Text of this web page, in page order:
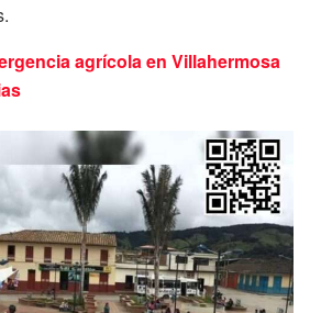
agrícola en Villahermosa